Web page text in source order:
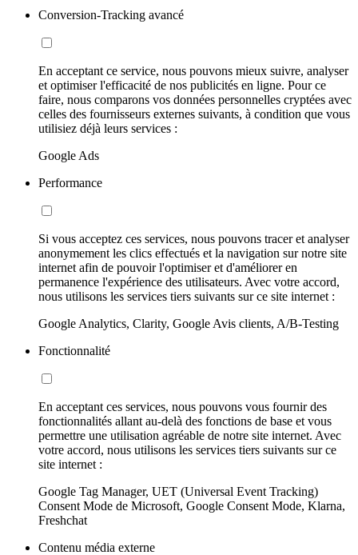
Conversion-Tracking avancé
En acceptant ce service, nous pouvons mieux suivre, analyser
et optimiser l'efficacité de nos publicités en ligne. Pour ce
faire, nous comparons vos données personnelles cryptées avec
celles des fournisseurs externes suivants, à condition que vous
utilisiez déjà leurs services :
Google Ads
Performance
Si vous acceptez ces services, nous pouvons tracer et analyser
anonymement les clics effectués et la navigation sur notre site
internet afin de pouvoir l'optimiser et d'améliorer en
permanence l'expérience des utilisateurs. Avec votre accord,
nous utilisons les services tiers suivants sur ce site internet :
Google Analytics, Clarity, Google Avis clients, A/B-Testing
Fonctionnalité
En acceptant ces services, nous pouvons vous fournir des
fonctionnalités allant au-delà des fonctions de base et vous
permettre une utilisation agréable de notre site internet. Avec
votre accord, nous utilisons les services tiers suivants sur ce
site internet :
Google Tag Manager, UET (Universal Event Tracking)
Consent Mode de Microsoft, Google Consent Mode, Klarna,
Freshchat
Contenu média externe